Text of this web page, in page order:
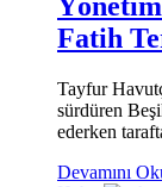
Fatih
Tayfur
sürdüren
ederken
Devamını